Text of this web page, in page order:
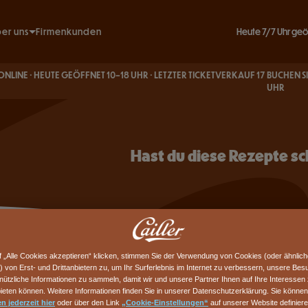
uns
Unsere Engagements
Firmenkunden Heute 7/7 Uhr
GEÖFFNET 10–18 UHR · LETZTER TICKETVERKAUF 17 BUCHEN SIE IHRE
Hast du diese Rezepte
„Alle Cookies akzeptieren“ klicken, stimmen Sie der Verwendung von Cookies (oder
von Erst- und Drittanbietern zu, um Ihr Surferlebnis im Internet zu verbessern, unsere
Informationen zu sammeln, damit wir und unsere Partner Ihnen auf Ihre Interessen
können. Weitere Informationen finden Sie in unserer Datenschutzerklärung. Sie können
jederzeit hier oder über den Link „Cookie-Einstellungen“ auf unserer Website